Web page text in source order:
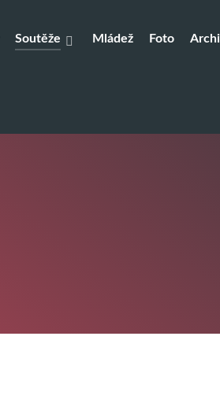
Soutěže Mládež Foto